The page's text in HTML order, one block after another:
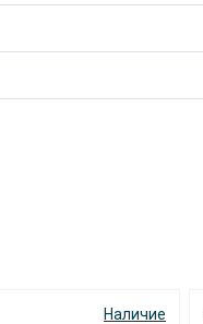
Наличие